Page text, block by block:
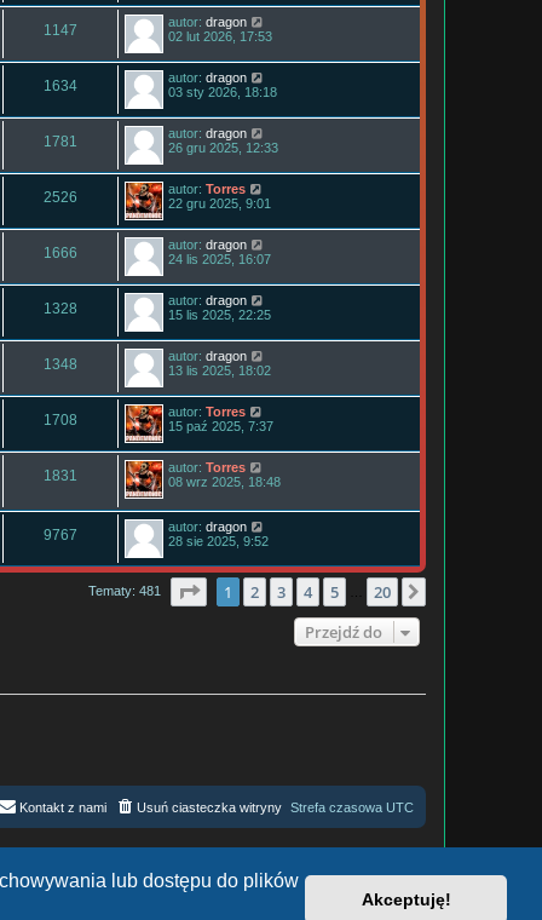
lub dostępu do plików
Akceptuję!
1147 autor: dragon
02 lut 2026, 17:53
1634 autor: dragon
03 sty 2026, 18:18
1781 autor: dragon
26 gru 2025, 12:33
2526 autor: Torres
22 gru 2025, 9:01
1666 autor: dragon
24 lis 2025, 16:07
1328 autor: dragon
15 lis 2025, 22:25
1348 autor: dragon
13 lis 2025, 18:02
1708 autor: Torres
15 paź 2025, 7:37
1831 autor: Torres
08 wrz 2025, 18:48
9767 autor: dragon
28 sie 2025, 9:52
Tematy: 481 Strona1 z20
1 2 3 4 5 20
Przejdź do
Strefa czasowa UTC
Usuń ciasteczka witryny
Kontakt z nami